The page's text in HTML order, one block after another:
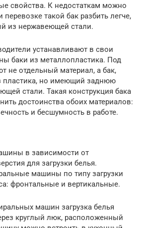
свойства. К недостаткам можно
перевозке такой бак разбить легче,
из нержавеющей стали.
устанавливают в свои
баки из металлопластика. Под
не отдельный материал, а бак,
пластика, но имеющий заднюю
стали. Такая конструкция бака
достоинства обоих материалов:
и бесшумность в работе.
в зависимости от
для загрузки белья.
машины по типу загрузки
фронтальные и вертикальные.
машин загрузка белья
круглый люк, расположенный